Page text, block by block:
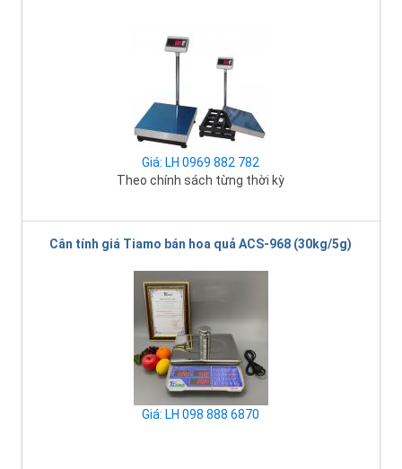
Giá: LH 0969 882 782
Theo chính sách từng thời kỳ
Cân tính giá Tiamo bán hoa quả ACS-968 (30kg/5g)
Giá: LH 098 888 6870